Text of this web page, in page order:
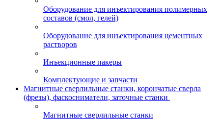
Оборудование для инъектирования полимерных
составов (смол, гелей)
Оборудование для инъектирования цементных
растворов
Инъекционные пакеры
Комплектующие и запчасти
Магнитные сверлильные станки, корончатые сверла
(фрезы), фаскосниматели, заточные станки
Магнитные сверлильные станки